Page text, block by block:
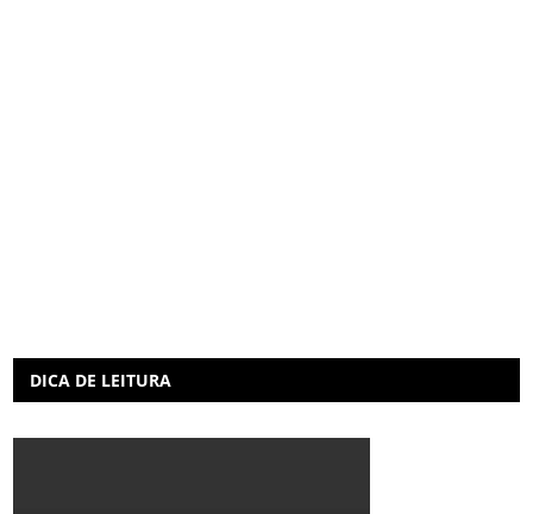
DICA DE LEITURA